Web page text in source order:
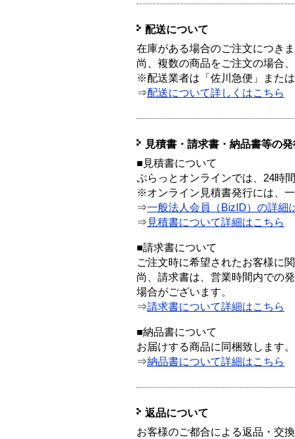
配送について
在庫がある場合のご注文につき
尚、複数の商品をご注文の場合
※配送業者は「佐川急便」また
⇒配送について詳しくはこちら
見積書・請求書・納品書等の
■見積書について
ぷらっとオンラインでは、24時
※オンライン見積書発行には、
⇒一般法人会員（BizID）の詳細
⇒ 見積書について詳細はこちら
■請求書について
ご注文時に希望されたお客様に
尚、請求書は、営業時間内での
場合がございます。
⇒請求書について詳細はこちら
■納品書について
お届けする商品に同梱致します。
⇒納品書について詳細はこちら
返品について
お客様のご都合による返品・交